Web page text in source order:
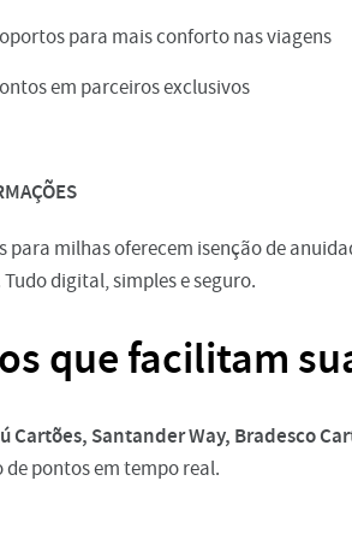
para mais conforto nas viagens
em parceiros exclusivos
para milhas oferecem isenção de
digital, simples e seguro.
que facilitam
Cartões, Santander Way, Bradesco
pontos em tempo real.